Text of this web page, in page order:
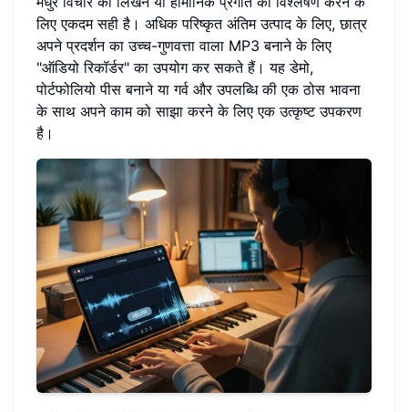
लिए एकदम सही है। अधिक परिष्कृत अंतिम उत्पाद के लिए, छात्र
अपने प्रदर्शन का उच्च-गुणवत्ता वाला MP3 बनाने के लिए
"ऑडियो रिकॉर्डर" का उपयोग कर सकते हैं। यह डेमो,
पोर्टफोलियो पीस बनाने या गर्व और उपलब्धि की एक ठोस भावना
के साथ अपने काम को साझा करने के लिए एक उत्कृष्ट उपकरण
है।